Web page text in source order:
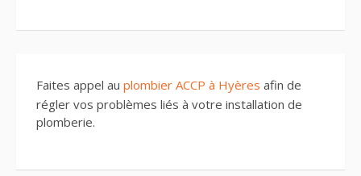
Faites appel au plombier ACCP à Hyères afin de
régler vos problèmes liés à votre installation de
plomberie.